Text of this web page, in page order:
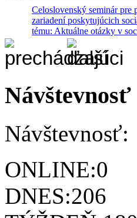
Celoslovenský seminár pre
zariadení poskytujúcich
tému: Aktuálne otázky v
Návštevnosť
Návštevnosť:
ONLINE:0
DNES:206